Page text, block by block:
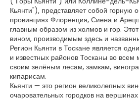
Кьянти"), представляет собой горную
провинциях Флоренция, Сиена и
главным образом из холмов и гор.
вином, производимым здесь и
Регион Кьянти в Тоскане является
и известных районов Тосканы во всем
своим зелёным лесам, замкам,
кипарисам.
Кьянти — это регион великолепных
очаровательных городков на